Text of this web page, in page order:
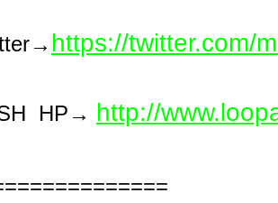
→ https://twitter.com/
HP→ http://